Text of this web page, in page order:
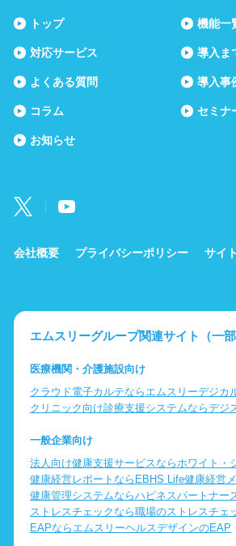
トップ 機能一
対応サービス 導入ま
よくある質問 導入事
コラム セミナ
お知らせ
会社概要 プライバシーポリシー サイ
エムスリーグループ関連サイト（一部
医療機関・介護施設向け
クラウド電子カルテならエムスリーデジカ
クリニック向け診療支援システムならデジ
一般企業向け
法人向け健康支援サービスならホワイト・
健康経営レポートならEBHS Life健康経営
健康管理システムならハピネスパートナー
ストレスチェックなら職場のストレスチェ
EAPならエムスリーヘルスデザインのEAP